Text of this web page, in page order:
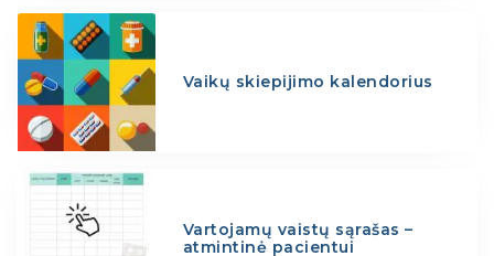
Vaikų skiepijimo kalendorius
Vartojamų vaistų sąrašas –
atmintinė pacientui